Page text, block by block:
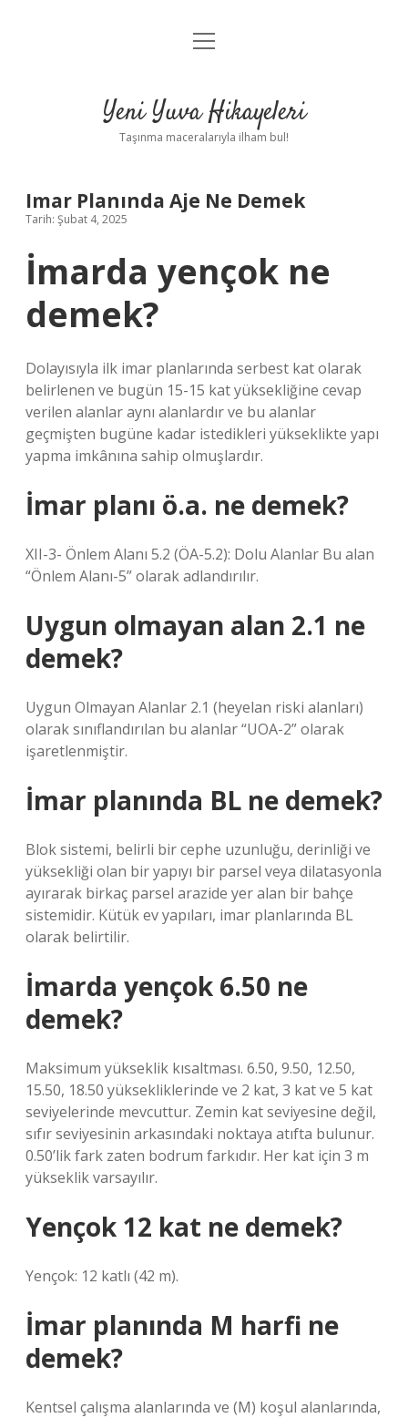
Anasayfa
Yasal Uyarı
menüyü
Yeni Yuva Hikayeleri
Taşınma maceralarıyla ilham bul!
Imar Planında Aje Ne Demek
Tarih: Şubat 4, 2025
İmarda yençok ne
demek?
Dolayısıyla ilk imar planlarında serbest kat olarak
belirlenen ve bugün 15-15 kat yüksekliğine cevap
verilen alanlar aynı alanlardır ve bu alanlar
geçmişten bugüne kadar istedikleri yükseklikte yapı
yapma imkânına sahip olmuşlardır.
İmar planı ö.a. ne demek?
XII-3- Önlem Alanı 5.2 (ÖA-5.2): Dolu Alanlar Bu alan
“Önlem Alanı-5” olarak adlandırılır.
Uygun olmayan alan 2.1 ne
demek?
Uygun Olmayan Alanlar 2.1 (heyelan riski alanları)
olarak sınıflandırılan bu alanlar “UOA-2” olarak
işaretlenmiştir.
İmar planında BL ne demek?
Blok sistemi, belirli bir cephe uzunluğu, derinliği ve
yüksekliği olan bir yapıyı bir parsel veya dilatasyonla
ayırarak birkaç parsel arazide yer alan bir bahçe
sistemidir. Kütük ev yapıları, imar planlarında BL
olarak belirtilir.
İmarda yençok 6.50 ne
demek?
Maksimum yükseklik kısaltması. 6.50, 9.50, 12.50,
15.50, 18.50 yüksekliklerinde ve 2 kat, 3 kat ve 5 kat
seviyelerinde mevcuttur. Zemin kat seviyesine değil,
sıfır seviyesinin arkasındaki noktaya atıfta bulunur.
0.50’lik fark zaten bodrum farkıdır. Her kat için 3 m
yükseklik varsayılır.
Yençok 12 kat ne demek?
Yençok: 12 katlı (42 m).
İmar planında M harfi ne
demek?
Kentsel çalışma alanlarında ve (M) koşul alanlarında,